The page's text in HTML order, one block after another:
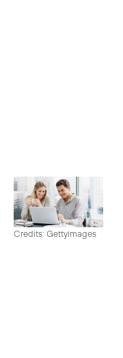
Credits: Gettyimages